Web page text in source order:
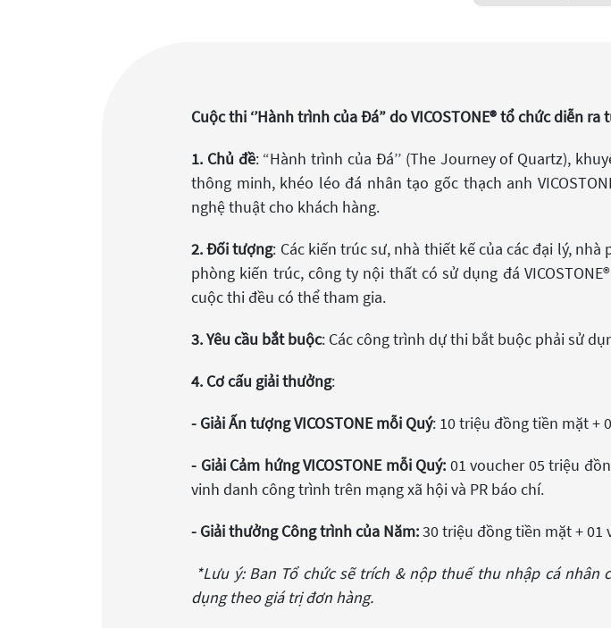
Cuộc thi ‘’Hành trình của Đá” do VICOSTONE® tổ chức diễn
1. Chủ đề: “Hành trình của Đá’’ (The Journey of Quartz),
thông minh, khéo léo đá nhân tạo gốc thạch anh
nghệ thuật cho khách hàng.
2. Đối tượng: Các kiến trúc sư, nhà thiết kế của các đại lý,
phòng kiến trúc, công ty nội thất có sử dụng đá
cuộc thi đều có thể tham gia.
3. Yêu cầu bắt buộc: Các công trình dự thi bắt buộc phải sử
4. Cơ cấu giải thưởng:
- Giải Ấn tượng VICOSTONE mỗi Quý: 10 triệu đồng tiền mặt +
- Giải Cảm hứng VICOSTONE mỗi Quý: 01 voucher 05 triệu
vinh danh công trình trên mạng xã hội và PR báo chí.
- Giải thưởng Công trình của Năm:30 triệu đồng tiền mặt + 01
*Lưu ý: Ban Tổ chức sẽ trích & nộp thuế thu nhập cá
dụng theo giá trị đơn hàng.